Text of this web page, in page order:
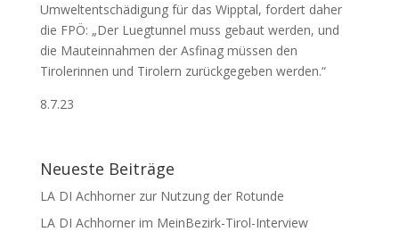
Umweltentschädigung für das Wipptal, fordert daher
die FPÖ: „Der Luegtunnel muss gebaut werden, und
die Mauteinnahmen der Asfinag müssen den
Tirolerinnen und Tirolern zurückgegeben werden.“
8.7.23
Neueste Beiträge
LA DI Achhorner zur Nutzung der Rotunde
LA DI Achhorner im MeinBezirk-Tirol-Interview